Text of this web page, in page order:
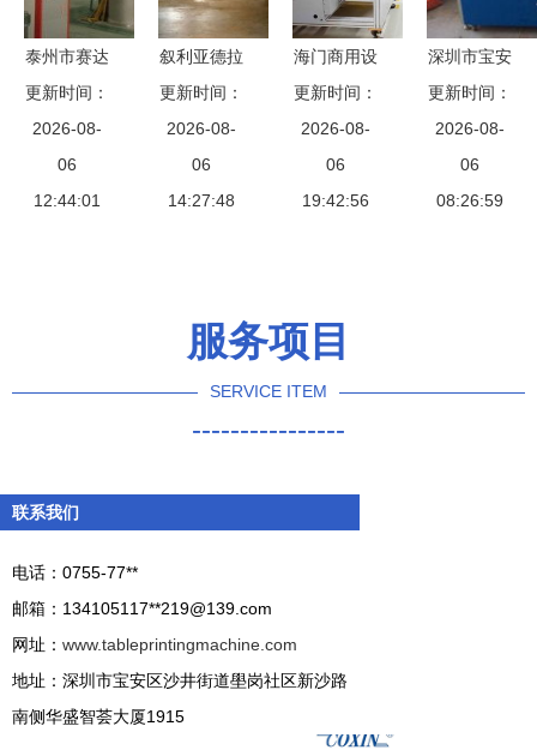
泰州市赛达
工业炉设备
厂 燃烧器
与工业电炉
领域的专业
更新时间：
2026-08-
06
12:44:01
叙利亚德拉
省重建提速
三个月内27
个工业与手
工业设施焕
更新时间：
2026-08-
06
14:27:48
海门商用设
备项目领跑
南通，五个
入围项目彰
显产业强劲
更新时间：
2026-08-
06
19:42:56
深圳市宝安
区勤丰工业
设备开发部
专业工业烤
箱产品列表
更新时间：
2026-08-
06
08:26:59
服务项目
SERVICE ITEM
----------------
联系我们
电话：0755-77**
邮箱：134105117**219@139.com
网址： www.tableprintingmachine.com
地址：深圳市宝安区沙井街道壆岗社区新沙路
南侧华盛智荟大厦1915